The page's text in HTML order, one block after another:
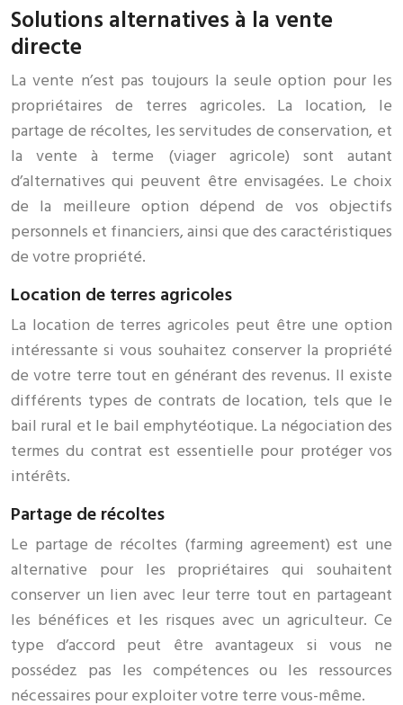
Solutions alternatives à la vente
directe
La vente n’est pas toujours la seule option pour les
propriétaires de terres agricoles. La location, le
partage de récoltes, les servitudes de conservation, et
la vente à terme (viager agricole) sont autant
d’alternatives qui peuvent être envisagées. Le choix
de la meilleure option dépend de vos objectifs
personnels et financiers, ainsi que des caractéristiques
de votre propriété.
Location de terres agricoles
La location de terres agricoles peut être une option
intéressante si vous souhaitez conserver la propriété
de votre terre tout en générant des revenus. Il existe
différents types de contrats de location, tels que le
bail rural et le bail emphytéotique. La négociation des
termes du contrat est essentielle pour protéger vos
intérêts.
Partage de récoltes
Le partage de récoltes (farming agreement) est une
alternative pour les propriétaires qui souhaitent
conserver un lien avec leur terre tout en partageant
les bénéfices et les risques avec un agriculteur. Ce
type d’accord peut être avantageux si vous ne
possédez pas les compétences ou les ressources
nécessaires pour exploiter votre terre vous-même.